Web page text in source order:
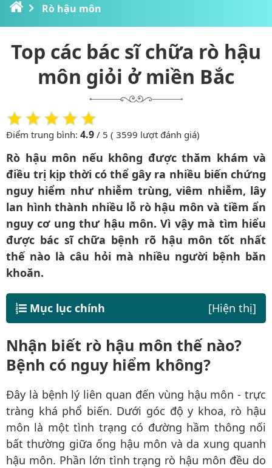
Rò hậu môn
Top các bác sĩ chữa rò hậu
môn giỏi ở miền Bắc
Điểm trung bình: 4.9 / 5 ( 3599 lượt đánh giá)
Rò hậu môn nếu không được thăm khám và
điều trị kịp thời có thể gây ra nhiều biến chứng
nguy hiểm như nhiễm trùng, viêm nhiễm, lây
lan hình thành nhiều lỗ rò hậu môn và tiềm ẩn
nguy cơ ung thư hậu môn. Vì vậy mà tìm hiểu
được bác sĩ chữa bệnh rõ hậu môn tốt nhất
thế nào là câu hỏi mà nhiều người bệnh băn
khoăn.
Mục lục chính [Hiện thị]
Nhận biết rò hậu môn thế nào?
Bệnh có nguy hiểm không?
Đây là bệnh lý liên quan đến vùng hậu môn - trực
tràng khá phổ biến. Dưới góc độ y khoa, rò hậu
môn là một tình trạng có đường hầm thông nối
bất thường giữa ống hậu môn và da xung quanh
hậu môn. Phần lớn tình trạng rò hậu môn đều do